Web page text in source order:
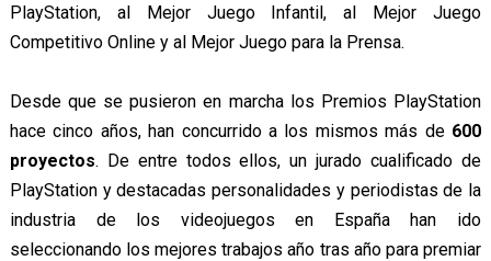
PlayStation, al Mejor Juego Infantil, al Mejor Juego
Competitivo Online y al Mejor Juego para la Prensa.
Desde que se pusieron en marcha los Premios PlayStation
hace cinco años, han concurrido a los mismos más de 600
proyectos. De entre todos ellos, un jurado cualificado de
PlayStation y destacadas personalidades y periodistas de la
industria de los videojuegos en España han ido
seleccionando los mejores trabajos año tras año para premiar